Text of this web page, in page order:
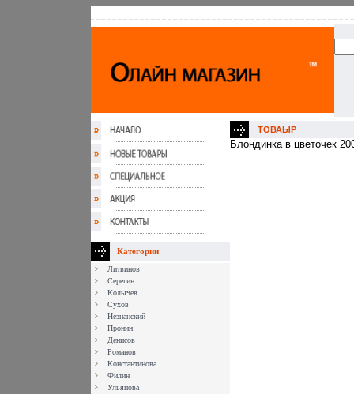
Категории
Литвинов
Серегин
Колычев
Сухов
Незнанский
Пронин
Денисов
Романов
Константинова
Филин
Ульянова
ТОВАЫР
Блондинка в цветочек